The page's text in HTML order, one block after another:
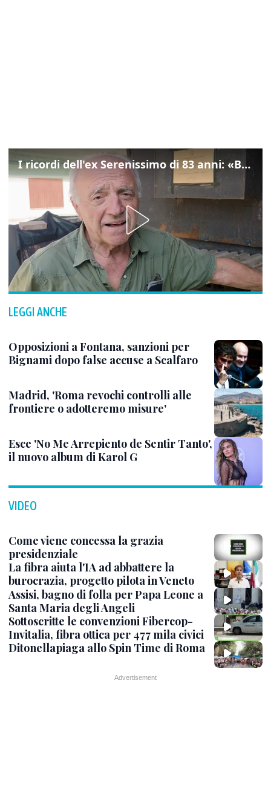
I ricordi dell'ex Serenissimo di 83 anni: «Bossi geloso di noi, in carcere mi cantavano l’inno di San Marco»
LEGGI ANCHE
Opposizioni a Fontana, sanzioni per
Bignami dopo false accuse a Scalfaro
Madrid, 'Roma revochi controlli alle
frontiere o adotteremo misure'
Esce 'No Me Arrepiento de Sentir Tanto',
il nuovo album di Karol G
VIDEO
Come viene concessa la grazia
presidenziale
La fibra aiuta l'IA ad abbattere la
burocrazia, progetto pilota in Veneto
Assisi, bagno di folla per Papa Leone a
Santa Maria degli Angeli
Sottoscritte le convenzioni Fibercop-
Invitalia, fibra ottica per 477 mila civici
Ditonellapiaga allo Spin Time di Roma